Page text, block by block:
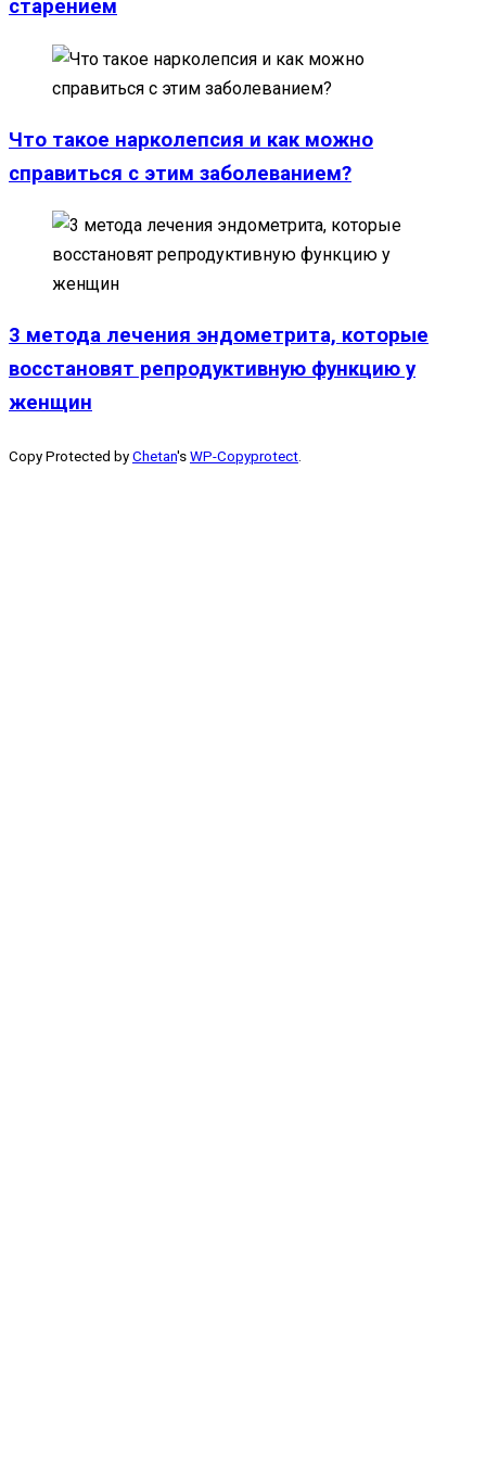
старением
Что такое нарколепсия и как можно
справиться с этим заболеванием?
3 метода лечения эндометрита, которые
восстановят репродуктивную функцию у
женщин
Copy Protected by Chetan's WP-Copyprotect